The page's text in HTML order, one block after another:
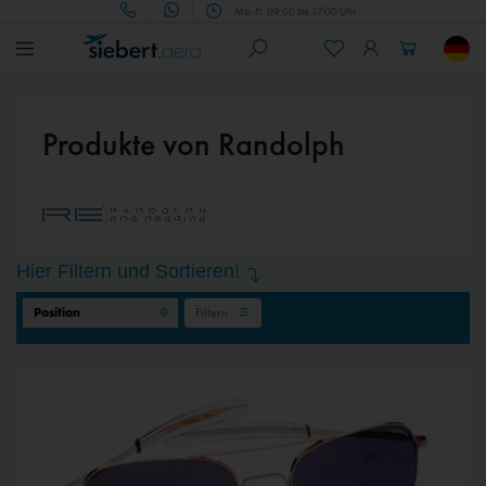
Mo.-Fr. 09:00 bis 17:00 Uhr
Produkte von Randolph
Hier Filtern und Sortieren!
Filtern